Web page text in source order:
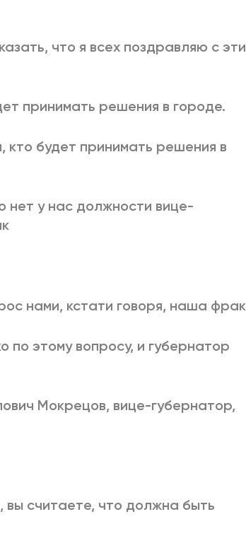
что я всех поздравляю с
принимать решения в городе.
кто будет принимать решения в
нет у нас должности вице-
нами, кстати говоря, наша
по этому вопросу, и губернатор
Мокрецов, вице-губернатор,
вы считаете, что должна быть